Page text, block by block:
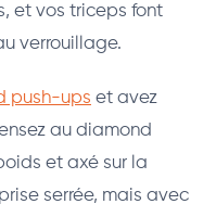
et vos triceps font
verrouillage.
push-ups et avez
au diamond
et axé sur la
serrée, mais avec